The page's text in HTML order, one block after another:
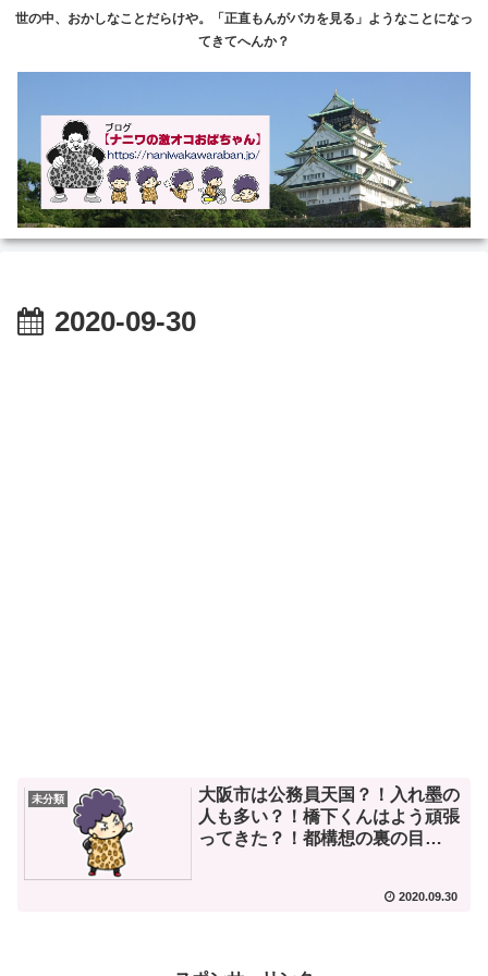
世の中、おかしなことだらけや。「正直もんがバカを見る」ようなことになっ
てきてへんか？
2020-09-30
未分類
大阪市は公務員天国？！入れ墨の
人も多い？！橋下くんはよう頑張
ってきた？！都構想の裏の目
2020.09.30